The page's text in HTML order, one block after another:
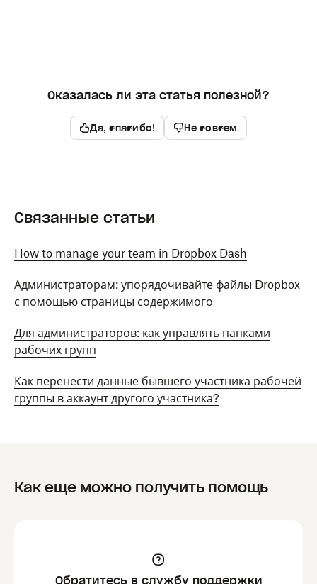
Оказалась ли эта статья полезной?
Да, спасибо! Не совсем
Связанные статьи
How to manage your team in Dropbox Dash
Администраторам: упорядочивайте файлы Dropbox
с помощью страницы содержимого
Для администраторов: как управлять папками
рабочих групп
Как перенести данные бывшего участника рабочей
группы в аккаунт другого участника?
Как еще можно получить помощь
Обратитесь в службу поддержки